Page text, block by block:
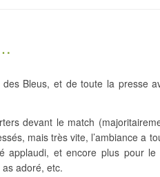
Bleus, et de toute la presse
devant le match
mais très vite, l’ambiance a
applaudi, et encore plus pour
adoré, etc.